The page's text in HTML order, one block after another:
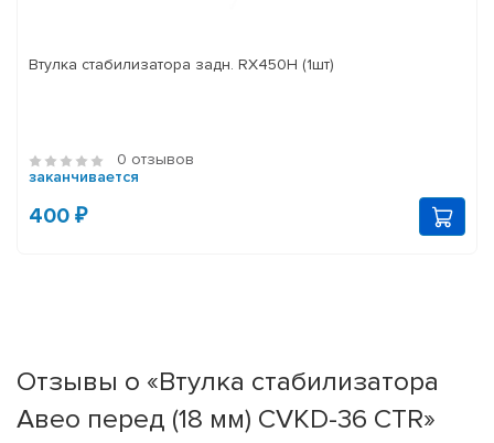
Втулка стабилизатора задн. RX450H (1шт)
0 отзывов
заканчивается
400 ₽
Отзывы о «Втулка стабилизатора
Авео перед (18 мм) CVKD-36 CTR»